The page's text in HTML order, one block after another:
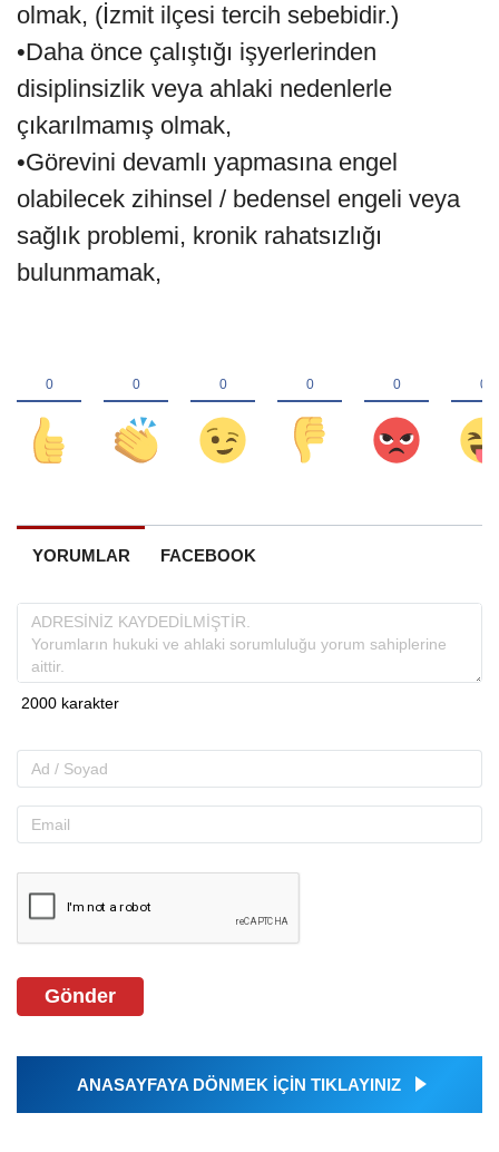
olmak, (İzmit ilçesi tercih sebebidir.)
•Daha önce çalıştığı işyerlerinden
disiplinsizlik veya ahlaki nedenlerle
çıkarılmamış olmak,
•Görevini devamlı yapmasına engel
olabilecek zihinsel / bedensel engeli veya
sağlık problemi, kronik rahatsızlığı
bulunmamak,
YORUMLAR FACEBOOK
Gönder
ANASAYFAYA DÖNMEK İÇİN TIKLAYINIZ